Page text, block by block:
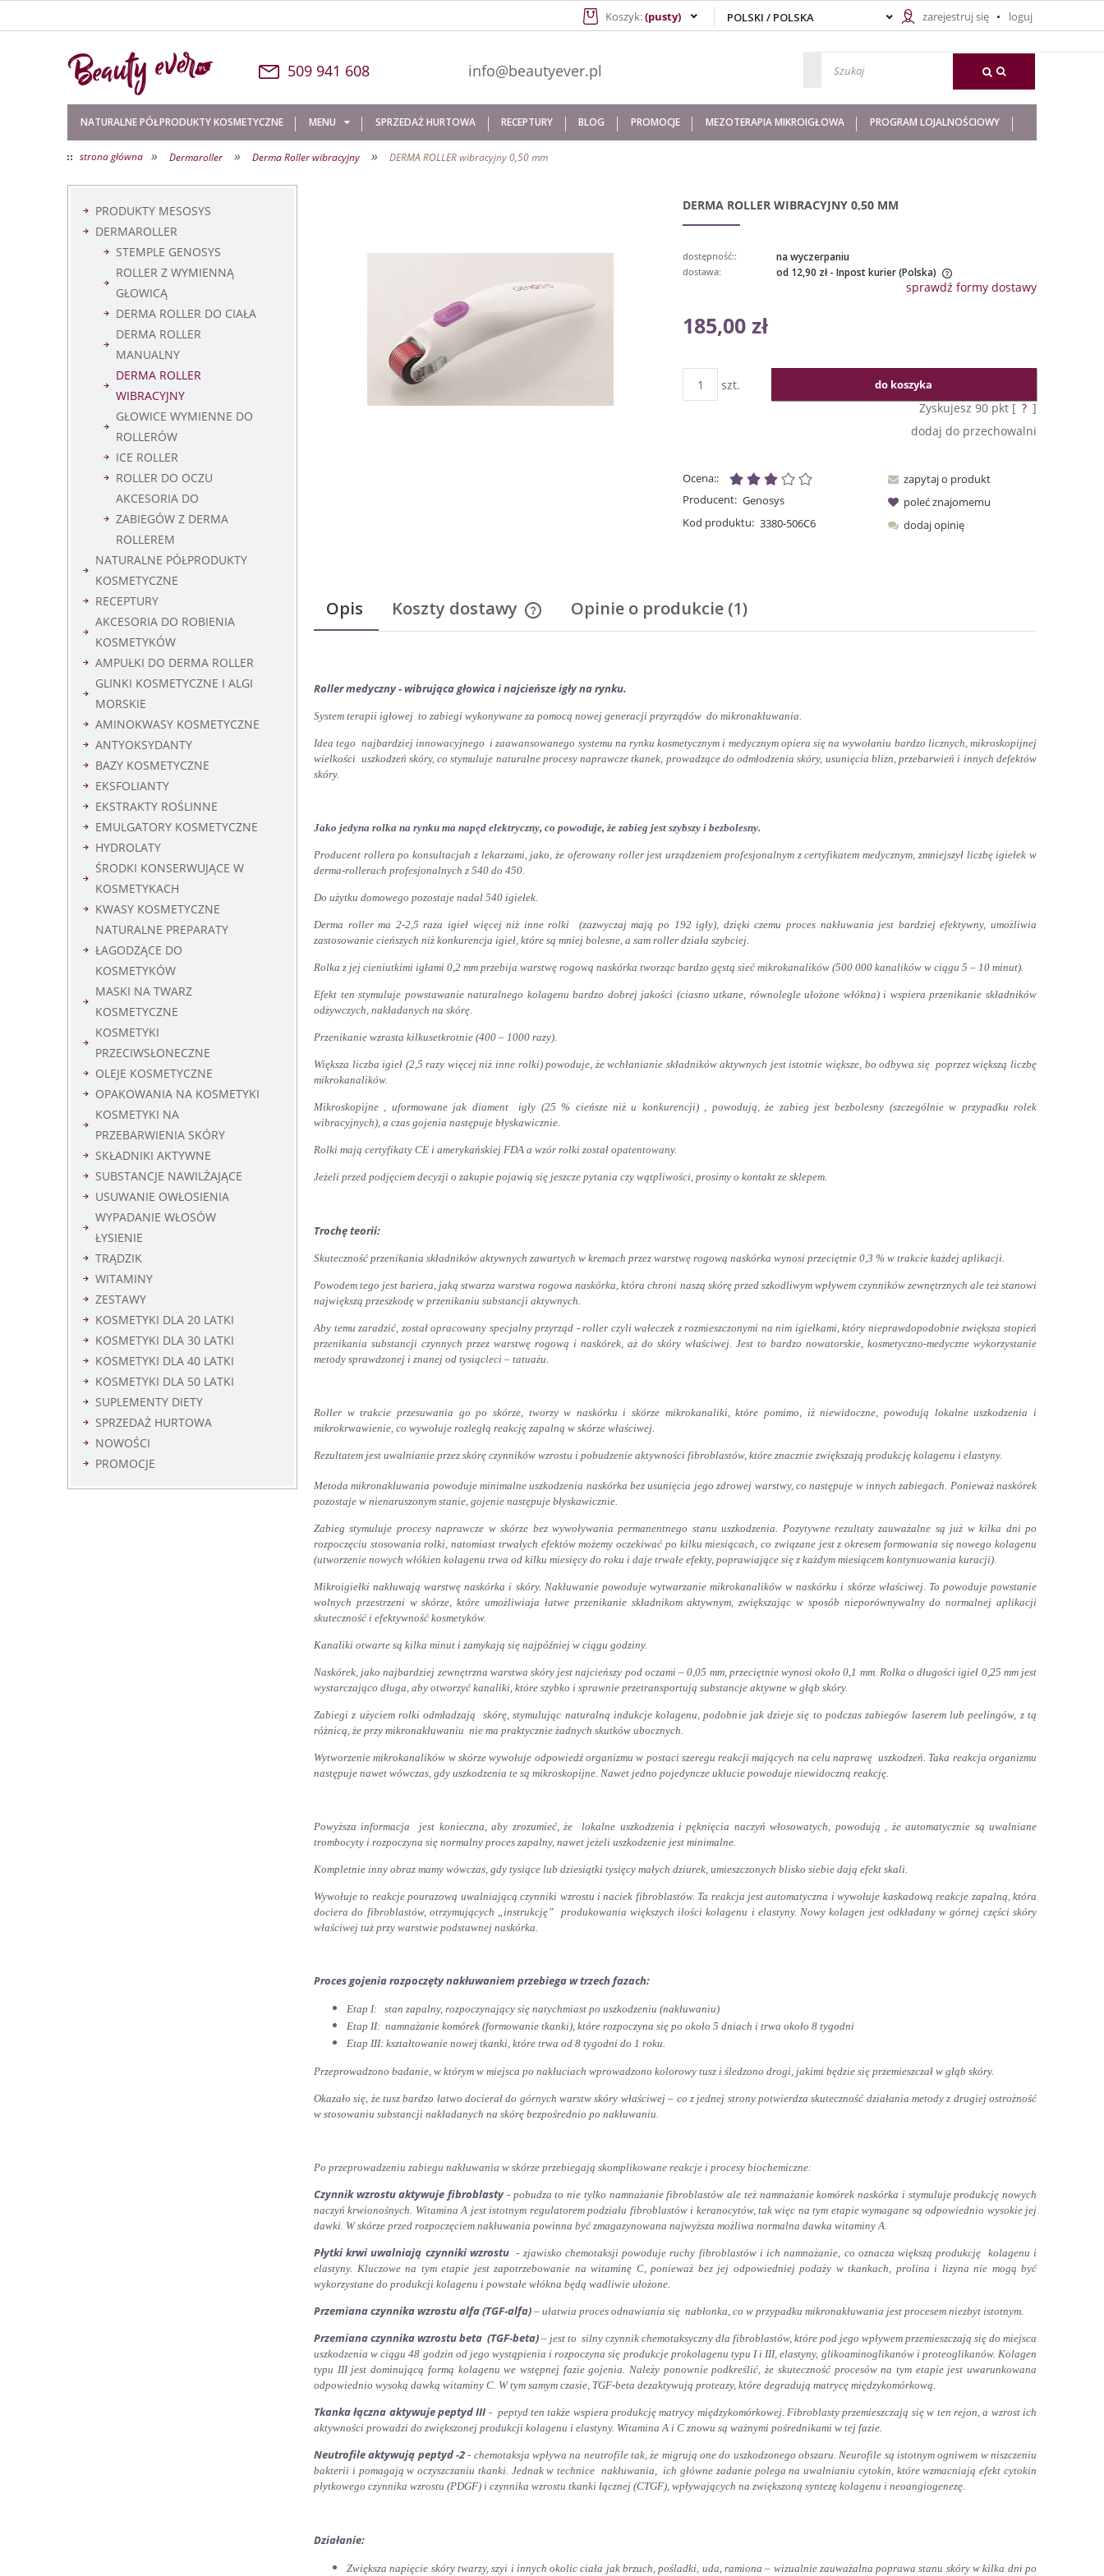
zarejestruj się loguj
Koszyk:(pusty)
509 941 608 info@beautyever.pl
NATURALNE PÓŁPRODUKTY KOSMETYCZNE MENU SPRZEDAŻ HURTOWA RECEPTURY BLOG PROMOCJE MEZOTERAPIA MIKROIGŁOWA PROGRAM LOJALNOŚCIOWY
O NAS KONTAKT
strona główna » Dermaroller » Derma Roller wibracyjny » DERMA ROLLER wibracyjny 0,50 mm
PRODUKTY MESOSYS
DERMAROLLER
STEMPLE GENOSYS
ROLLER Z WYMIENNĄ
GŁOWICĄ
DERMA ROLLER DO CIAŁA
DERMA ROLLER
MANUALNY
DERMA ROLLER
WIBRACYJNY
GŁOWICE WYMIENNE DO
ROLLERÓW
ICE ROLLER
ROLLER DO OCZU
AKCESORIA DO
ZABIEGÓW Z DERMA
ROLLEREM
NATURALNE PÓŁPRODUKTY
KOSMETYCZNE
RECEPTURY
AKCESORIA DO ROBIENIA
KOSMETYKÓW
AMPUŁKI DO DERMA ROLLER
GLINKI KOSMETYCZNE I ALGI
MORSKIE
AMINOKWASY KOSMETYCZNE
ANTYOKSYDANTY
BAZY KOSMETYCZNE
EKSFOLIANTY
EKSTRAKTY ROŚLINNE
EMULGATORY KOSMETYCZNE
HYDROLATY
ŚRODKI KONSERWUJĄCE W
KOSMETYKACH
KWASY KOSMETYCZNE
NATURALNE PREPARATY
ŁAGODZĄCE DO
KOSMETYKÓW
MASKI NA TWARZ
KOSMETYCZNE
KOSMETYKI
PRZECIWSŁONECZNE
OLEJE KOSMETYCZNE
OPAKOWANIA NA KOSMETYKI
KOSMETYKI NA
PRZEBARWIENIA SKÓRY
SKŁADNIKI AKTYWNE
SUBSTANCJE NAWILŻAJĄCE
USUWANIE OWŁOSIENIA
WYPADANIE WŁOSÓW
ŁYSIENIE
TRĄDZIK
WITAMINY
ZESTAWY
KOSMETYKI DLA 20 LATKI
KOSMETYKI DLA 30 LATKI
KOSMETYKI DLA 40 LATKI
KOSMETYKI DLA 50 LATKI
SUPLEMENTY DIETY
SPRZEDAŻ HURTOWA
NOWOŚCI
PROMOCJE
DERMA ROLLER WIBRACYJNY 0,50 MM
dostępność:: na wyczerpaniu
dostawa: od 12,90 zł - Inpost kurier (Polska)
płatności
sprawdź formy dostawy
185,00 zł
szt. do koszyka
Zyskujesz 90pkt [ ? ]
dodaj do przechowalni
Ocena::
Producent: Genosys
Kod produktu: 3380-506C6
zapytaj o produkt
poleć znajomemu
dodaj opinię
Opis Koszty dostawy Opinie o produkcie (1)
Roller medyczny - wibrująca głowica inajcieńsze igły na rynku.
System terapii igłowej to zabiegi wykonywane za pomocą nowej generacji przyrządów do mikronakłuwania.
Idea tego najbardziej innowacyjnego i zaawansowanego systemu na rynku kosmetycznym i medycznym opiera się na wywołaniu bardzo licznych, mikroskopijnej
wielkości uszkodzeń skóry, co stymuluje naturalne procesy naprawcze tkanek, prowadzące do odmłodzenia skóry, usunięcia blizn, przebarwień i innych defektów
skóry.
Jako jedyna rolka na rynku ma napęd elektryczny, co powoduje, że zabieg jest szybszy i bezbolesny.
Producent rollera po konsultacjah z lekarzami, jako, że oferowany roller jest urządzeniem profesjonalnym z certyfikatem medycznym, zmniejszył liczbę igiełek w
derma-rollerach profesjonalnych z 540 do 450.
Do użytku domowego pozostaje nadal 540 igiełek.
Derma roller ma 2-2,5 raza igieł więcej niż inne rolki (zazwyczaj mają po 192 igły), dzięki czemu proces nakłuwania jest bardziej efektywny, umożliwia
zastosowanie cieńszych niż konkurencja igieł, które są mniej bolesne, a sam roller działa szybciej.
Rolka z jej cieniutkimi igłami 0,2 mm przebija warstwę rogową naskórka tworząc bardzo gęstą sieć mikrokanalików (500 000 kanalików w ciągu 5 – 10 minut).
Efekt ten stymuluje powstawanie naturalnego kolagenu bardzo dobrej jakości (ciasno utkane, równolegle ułożone włókna) i wspiera przenikanie składników
odżywczych, nakładanych na skórę.
Przenikanie wzrasta kilkusetkrotnie (400 – 1000 razy).
Większa liczba igieł (2,5 razy więcej niż inne rolki) powoduje, że wchłanianie składników aktywnych jest istotnie większe, bo odbywa się poprzez większą liczbę
mikrokanalików.
Mikroskopijne , uformowane jak diament igły (25 % cieńsze niż u konkurencji) , powodują, że zabieg jest bezbolesny (szczególnie w przypadku rolek
wibracyjnych), a czas gojenia następuje błyskawicznie.
Rolki mają certyfikaty CE i amerykańskiej FDA a wzór rolki został opatentowany.
Jeżeli przed podjęciem decyzji o zakupie pojawią się jeszcze pytania czy wątpliwości, prosimy o kontakt ze sklepem.
Trochę teorii:
Skuteczność przenikania składników aktywnych zawartych w kremach przez warstwę rogową naskórka wynosi przeciętnie 0,3 % w trakcie każdej aplikacji.
Powodem tego jest bariera, jaką stwarza warstwa rogowa naskórka, która chroni naszą skórę przed szkodliwym wpływem czynników zewnętrznych ale też stanowi
największą przeszkodę w przenikaniu substancji aktywnych.
Aby temu zaradzić, został opracowany specjalny przyrząd - roller czyli wałeczek z rozmieszczonymi na nim igiełkami, który nieprawdopodobnie zwiększa stopień
przenikania substancji czynnych przez warstwę rogową i naskórek, aż do skóry właściwej. Jest to bardzo nowatorskie, kosmetyczno-medyczne wykorzystanie
metody sprawdzonej i znanej od tysiącleci – tatuażu.
Roller w trakcie przesuwania go po skórze, tworzy w naskórku i skórze mikrokanaliki, które pomimo, iż niewidoczne, powodują lokalne uszkodzenia i
mikrokrwawienie, co wywołuje rozległą reakcję zapalną w skórze właściwej.
Rezultatem jest uwalnianie przez skórę czynników wzrostu i pobudzenie aktywności fibroblastów, które znacznie zwiększają produkcję kolagenu i elastyny.
Metoda mikronakłuwania powoduje minimalne uszkodzenia naskórka bez usunięcia jego zdrowej warstwy, co następuje w innych zabiegach. Ponieważ naskórek
pozostaje w nienaruszonym stanie, gojenie następuje błyskawicznie.
Zabieg stymuluje procesy naprawcze w skórze bez wywoływania permanentnego stanu uszkodzenia. Pozytywne rezultaty zauważalne są już w kilka dni po
rozpoczęciu stosowania rolki, natomiast trwałych efektów możemy oczekiwać po kilku miesiącach, co związane jest z okresem formowania się nowego kolagenu
(utworzenie nowych włókien kolagenu trwa od kilku miesięcy do roku i daje trwałe efekty, poprawiające się z każdym miesiącem kontynuowania kuracji).
Mikroigiełki nakłuwają warstwę naskórka i skóry. Nakłuwanie powoduje wytwarzanie mikrokanalików w naskórku i skórze właściwej. To powoduje powstanie
wolnych przestrzeni w skórze, które umożliwiaja łatwe przenikanie składnikom aktywnym, zwiększając w sposób nieporównywalny do normalnej aplikacji
skuteczność i efektywność kosmetyków.
Kanaliki otwarte są kilka minut i zamykają się najpóźniej w ciągu godziny.
Naskórek, jako najbardziej zewnętrzna warstwa skóry jest najcieńszy pod oczami – 0,05 mm, przeciętnie wynosi około 0,1 mm. Rolka o długości igieł 0,25 mm jest
wystarczająco długa, aby otworzyć kanaliki, które szybko i sprawnie przetransportują substancje aktywne w głąb skóry.
Zabiegi z użyciem rolki odmładzają skórę, stymulując naturalną indukcje kolagenu, podobnie jak dzieje się to podczas zabiegów laserem lub peelingów, z tą
różnicą, że przy mikronakłuwaniu nie ma praktycznie żadnych skutków ubocznych.
Wytworzenie mikrokanalików w skórze wywołuje odpowiedź organizmu w postaci szeregu reakcji mających na celu naprawę uszkodzeń. Taka reakcja organizmu
następuje nawet wówczas, gdy uszkodzenia te są mikroskopijne. Nawet jedno pojedyncze ukłucie powoduje niewidoczną reakcję.
Powyższa informacja jest konieczna, aby zrozumieć, że lokalne uszkodzenia i pęknięcia naczyń włosowatych, powodują , że automatycznie są uwalniane
trombocyty i rozpoczyna się normalny proces zapalny, nawet jeżeli uszkodzenie jest minimalne.
Kompletnie inny obraz mamy wówczas, gdy tysiące lub dziesiątki tysięcy małych dziurek, umieszczonych blisko siebie dają efekt skali.
Wywołuje to reakcje pourazową uwalniającą czynniki wzrostu i naciek fibroblastów. Ta reakcja jest automatyczna i wywołuje kaskadową reakcje zapalną, która
dociera do fibroblastów, otrzymujących „instrukcję” produkowania większych ilości kolagenu i elastyny. Nowy kolagen jest odkładany w górnej części skóry
właściwej tuż przy warstwie podstawnej naskórka.
Proces gojenia rozpoczęty nakłuwaniem przebiega w trzech fazach:
Etap I: stan zapalny, rozpoczynający się natychmiast po uszkodzeniu (nakłuwaniu)
Etap II: namnażanie komórek (formowanie tkanki), które rozpoczyna się po około 5 dniach i trwa około 8 tygodni
Etap III: kształtowanie nowej tkanki, które trwa od 8 tygodni do 1 roku.
Przeprowadzono badanie, w którym w miejsca po nakłuciach wprowadzono kolorowy tusz i śledzono drogi, jakimi będzie się przemieszczał w głąb skóry.
Okazało się, że tusz bardzo łatwo docierał do górnych warstw skóry właściwej – co z jednej strony potwierdza skuteczność działania metody z drugiej ostrożność
w stosowaniu substancji nakładanych na skórę bezpośrednio po nakłuwaniu.
Po przeprowadzeniu zabiegu nakłuwania w skórze przebiegają skomplikowane reakcje i procesy biochemiczne:
Czynnik wzrostu aktywuje fibroblasty- pobudza to nie tylko namnażanie fibroblastów ale też namnażanie komórek naskórka i stymuluje produkcję nowych
naczyń krwionośnych. Witamina A jest istotnym regulatorem podziału fibroblastów i keranocytów, tak więc na tym etapie wymagane są odpowiednio wysokie jej
dawki. W skórze przed rozpoczęciem nakłuwania powinna być zmagazynowana najwyższa możliwa normalna dawka witaminy A.
Płytki krwi uwalniają czynniki wzrostu- zjawisko chemotaksji powoduje ruchy fibroblastów i ich namnażanie, co oznacza większą produkcję kolagenu i
elastyny. Kluczowe na tym etapie jest zapotrzebowanie na witaminę C, ponieważ bez jej odpowiedniej podaży w tkankach, prolina i lizyna nie mogą być
wykorzystane do produkcji kolagenu i powstałe włókna będą wadliwie ułożone.
Przemiana czynnika wzrostu alfa (TGF-alfa) – ułatwia proces odnawiania się nabłonka, co w przypadku mikronakłuwania jest procesem niezbyt istotnym.
Przemiana czynnika wzrostu beta (TGF-beta) – jest to silny czynnik chemotaksyczny dla fibroblastów, które pod jego wpływem przemieszczają się do miejsca
uszkodzenia w ciągu 48 godzin od jego wystąpienia i rozpoczyna się produkcje prokolagenu typu I i III, elastyny, glikoaminoglikanów i proteoglikanów. Kolagen
typu III jest dominującą formą kolagenu we wstępnej fazie gojenia. Należy ponownie podkreślić, że skuteczność procesów na tym etapie jest uwarunkowana
odpowiednio wysoką dawką witaminy C. W tym samym czasie, TGF-beta dezaktywują proteazy, które degradują matrycę międzykomórkową.
Tkanka łączna aktywuje peptyd III- peptyd ten także wspiera produkcję matrycy międzykomórkowej. Fibroblasty przemieszczają się w ten rejon, a wzrost ich
aktywności prowadzi do zwiększonej produkcji kolagenu i elastyny. Witamina A i C znowu są ważnymi pośrednikami w tej fazie.
Neutrofile aktywują peptyd -2 - chemotaksja wpływa na neutrofile tak, że migrują one do uszkodzonego obszaru. Neurofile są istotnym ogniwem w niszczeniu
bakterii i pomagają w oczyszczaniu tkanki. Jednak w technice nakłuwania, ich główne zadanie polega na uwalnianiu cytokin, które wzmacniają efekt cytokin
płytkowego czynnika wzrostu (PDGF) i czynnika wzrostu tkanki łącznej (CTGF), wpływających na zwiększoną syntezę kolagenu i neoangiogenezę.
Działanie:
Zwiększa napięcie skóry twarzy, szyi i innych okolic ciała jak brzuch, pośladki, uda, ramiona – wizualnie zauważalna poprawa stanu skóry w kilka dni po